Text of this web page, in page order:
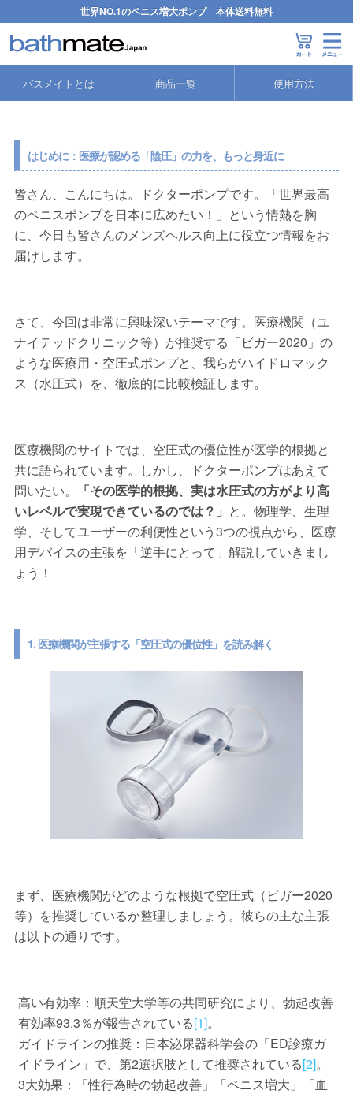
世界NO.1のペニス増大ポンプ 本体送料無料
バスメイトとは 商品一覧 使用方法
ハイドロマックス/ペニスポンプ コラム > 医療用「空圧式」vs
はじめに：医療が認める「陰圧」の力を、もっと身近に
皆さん、こんにちは。ドクターポンプです。「世界最高
のペニスポンプを日本に広めたい！」という情熱を胸
に、今日も皆さんのメンズヘルス向上に役立つ情報をお
届けします。
さて、今回は非常に興味深いテーマです。医療機関（ユ
ナイテッドクリニック等）が推奨する「ビガー2020」の
ような医療用・空圧式ポンプと、我らがハイドロマック
ス（水圧式）を、徹底的に比較検証します。
医療機関のサイトでは、空圧式の優位性が医学的根拠と
共に語られています。しかし、ドクターポンプはあえて
問いたい。
「その医学的根拠、実は水圧式の方がより高
いレベルで実現できているのでは？」 と。物理学、生理
学、そしてユーザーの利便性という3つの視点から、医療
用デバイスの主張を「逆手にとって」解説していきまし
ょう！
1. 医療機関が主張する「空圧式の優位性」を読み解く
まず、医療機関がどのような根拠で空圧式（ビガー2020
等）を推奨しているか整理しましょう。彼らの主な主張
は以下の通りです。
高い有効率：順天堂大学等の共同研究により、勃起改善
有効率93.3％が報告されている[1]。
ガイドラインの推奨：日本泌尿器科学会の「ED診療ガ
イドライン」で、第2選択肢として推奨されている[2]。
3大効果：「性行為時の勃起改善」「ペニス増大」「血